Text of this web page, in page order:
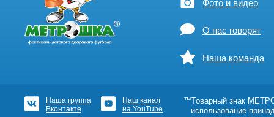
Фото и видео
О нас говорят
Наша команда
Наша группа
Вконтакте
Наш канал
на YouTube
™Товарный знак
использование